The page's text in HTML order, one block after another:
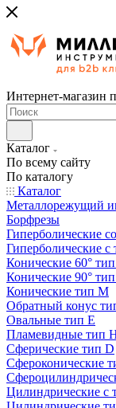
Интернет-магазин
Каталог
По всему сайту
По каталогу
Каталог
Металлорежущий
Борфрезы
Гиперболические
Гиперболические
Конические 60°
Конические 90°
Конические тип M
Обратный конус
Овальные тип E
Пламевидные тип
Сферические тип D
Сфероконические
Цилиндрические с